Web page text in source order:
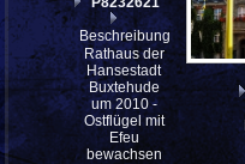
Beschreibung:
Rathaus der
Hansestadt
Buxtehude
um 2010 -
Ostflügel mit
Efeu
bewachsen